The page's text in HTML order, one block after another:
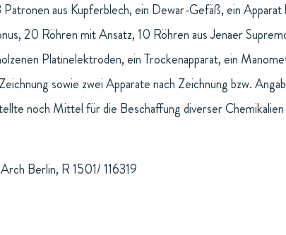
aus Kupferblech, ein Dewar-Gefäß, ein
20 Röhren mit Ansatz, 10 Röhren aus Jenaer
Platinelektroden, ein Trockenapparat, ein
sowie zwei Apparate nach Zeichnung bzw.
noch Mittel für die Beschaffung diverser
Berlin, R 1501/ 116319